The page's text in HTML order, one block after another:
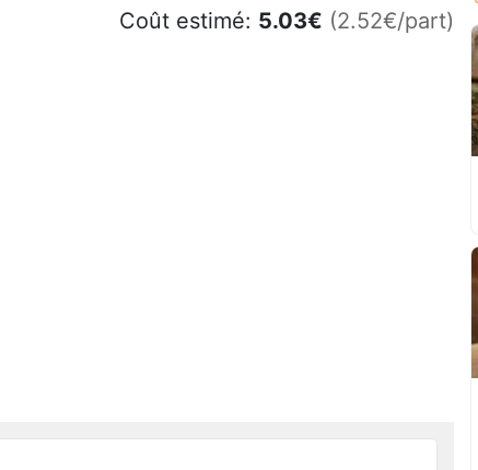
Coût estimé: 5.03€ (2.52€/part)